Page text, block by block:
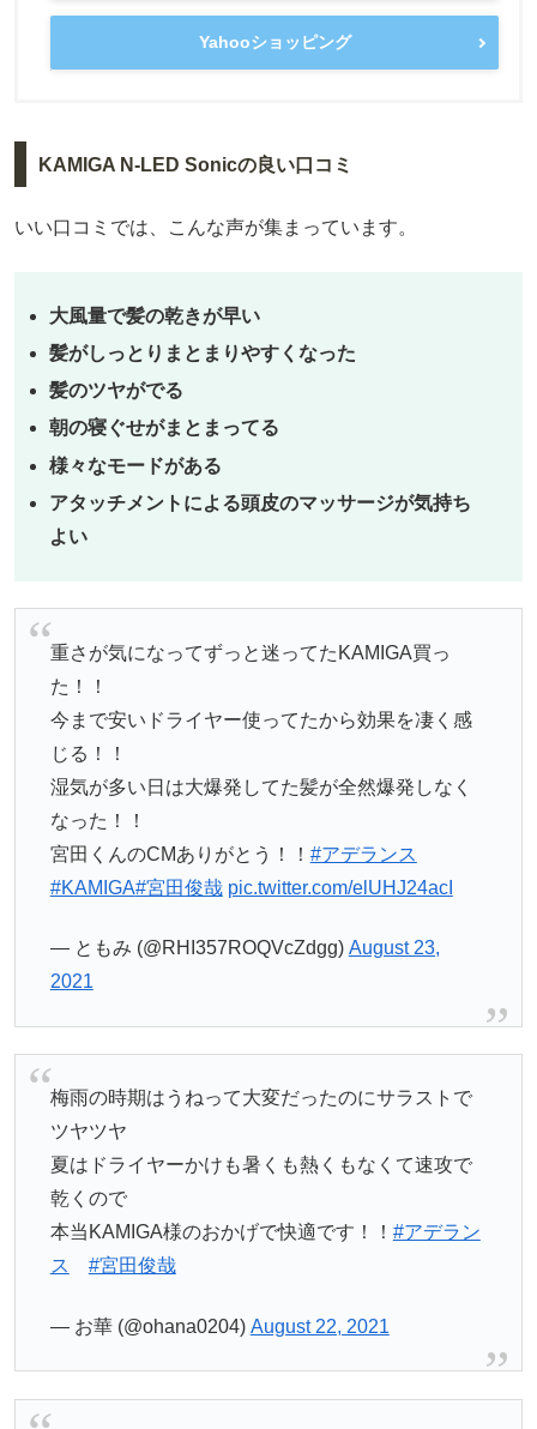
Yahooショッピング
KAMIGA N-LED Sonicの良い口コミ
いい口コミでは、こんな声が集まっています。
大風量で髪の乾きが早い
髪がしっとりまとまりやすくなった
髪のツヤがでる
朝の寝ぐせがまと まってる
様々なモードがある
アタッチメントによる頭皮のマッサージが気持ち
よい
重さが気になってずっと迷ってたKAMIGA買っ
た！！
今まで安いドライヤー使ってたから効果を凄く感
じる！！
湿気が多い日は大爆発してた髪が全然爆発しなく
なった！！
宮田くんのCMありがとう！！ #アデランス
#KAMIGA#宮田俊哉 pic.twitter.com/elUHJ24acI
— ともみ (@RHI357ROQVcZdgg) August 23,
2021
梅雨の時期はうねって大変だったのにサラストで
ツヤツヤ
夏はドライヤーかけも暑くも熱くもなくて速攻で
乾くので
本当KAMIGA様のおかげで快適です！！ #アデラン
ス
#宮田俊哉
— お華 (@ohana0204) August 22, 2021